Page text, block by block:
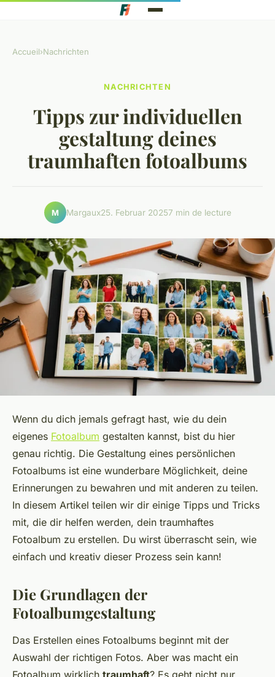
Accueil›Nachrichten
NACHRICHTEN
Tipps zur individuellen
gestaltung deines
traumhaften fotoalbums
M Margaux25. Februar 20257 min de lecture
Wenn du dich jemals gefragt hast, wie du dein
eigenes Fotoalbum gestalten kannst, bist du hier
genau richtig. Die Gestaltung eines persönlichen
Fotoalbums ist eine wunderbare Möglichkeit, deine
Erinnerungen zu bewahren und mit anderen zu teilen.
In diesem Artikel teilen wir dir einige Tipps und Tricks
mit, die dir helfen werden, dein traumhaftes
Fotoalbum zu erstellen. Du wirst überrascht sein, wie
einfach und kreativ dieser Prozess sein kann!
Die Grundlagen der
Fotoalbumgestaltung
Das Erstellen eines Fotoalbums beginnt mit der
Auswahl der richtigen Fotos. Aber was macht ein
Fotoalbum wirklich traumhaft? Es geht nicht nur